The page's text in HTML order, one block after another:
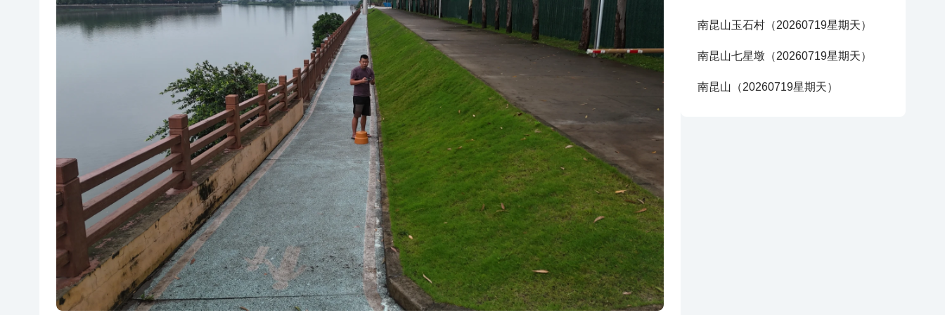
南昆山玉石村（20260719星期天）
南昆山七星墩（20260719星期天）
南昆山（20260719星期天）